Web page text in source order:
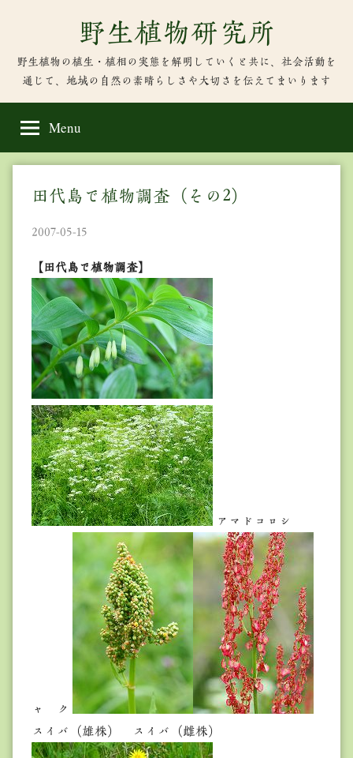
content
野生植物研究所
野生植物の植生・植相の実態を解明していくと共に、社会活動を
通じて、地域の自然の素晴らしさや大切さを伝えてまいります
Menu
田代島で植物調査（その2）
2007-05-15
【田代島で植物調査】
アマドコロシ
ャ ク
スイバ（雄株） スイバ（雌株）